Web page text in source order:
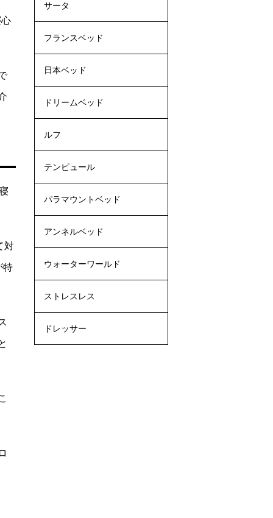
対
特
サータ
フランスベッド
日本ベッド
ドリームベッド
ルフ
テンピュール
パラマウントベッド
アンネルベッド
ウォーターワールド
ストレスレス
ドレッサー